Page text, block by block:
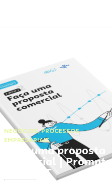
NEGÓCIOS,PROCESSOS
EMPRESARIAIS
Faça uma proposta
comercial | Prompts
ChatGPT